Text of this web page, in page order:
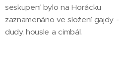
seskupení bylo na Horácku
zaznamenáno ve složení gajdy -
dudy, housle a cimbál.